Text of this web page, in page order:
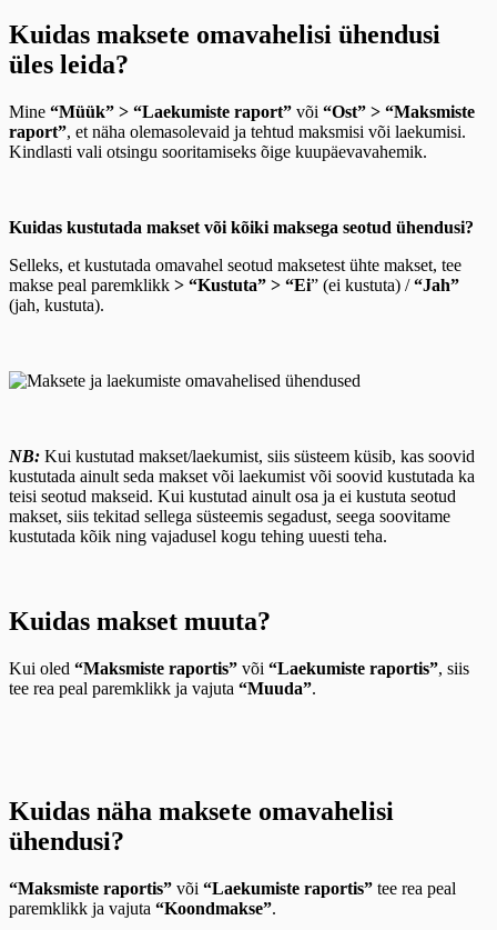
Kuidas maksete omavahelisi ühendusi
üles leida?
Mine “Müük” > “Laekumiste raport” või “Ost” > “Maksmiste
raport”, et näha olemasolevaid ja tehtud maksmisi või laekumisi.
Kindlasti vali otsingu sooritamiseks õige kuupäevavahemik.
Kuidas kustutada makset või kõiki maksega seotud ühendusi?
Selleks, et kustutada omavahel seotud maksetest ühte makset, tee
makse peal paremklikk > “Kustuta” > “Ei” (ei kustuta) /“Jah”
(jah, kustuta).
NB: Kui kustutad makset/laekumist, siis süsteem küsib, kas soovid
kustutada ainult seda makset või laekumist või soovid kustutada ka
teisi seotud makseid. Kui kustutad ainult osa ja ei kustuta seotud
makset, siis tekitad sellega süsteemis segadust, seega soovitame
kustutada kõik ning vajadusel kogu tehing uuesti teha.
Kuidas makset muuta?
Kui oled “Maksmiste raportis” või “Laekumiste raportis”, siis
tee rea peal paremklikk ja vajuta “Muuda”.
Kuidas näha maksete omavahelisi
ühendusi?
“Maksmiste raportis” või “Laekumiste raportis” tee rea peal
paremklikk ja vajuta “Koondmakse”.